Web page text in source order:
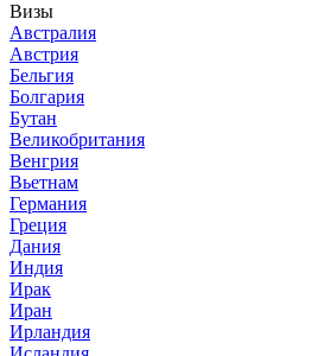
Визы
Австралия
Австрия
Бельгия
Болгария
Бутан
Великобритания
Венгрия
Вьетнам
Германия
Греция
Дания
Индия
Ирак
Иран
Ирландия